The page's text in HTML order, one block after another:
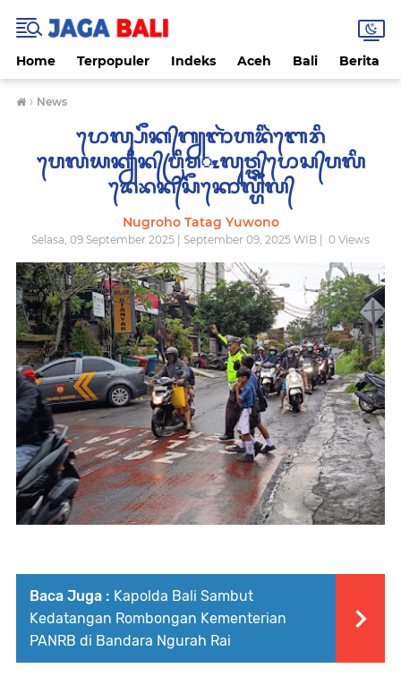
Home Terpopuler Indeks Aceh Bali Berita
› News
ᬧᭀᬮ᭄ᬲᭂᬓ᭄​ᬕ᭄ᬬᬜᬃ​ᬳᬤᬶᬃ​ᬩᬾᬭᬶ​
ᬧᬾᬮᬬᬦ᭄ᬬᬶᬦ᭄​ᬧ᭄ᬭᬶᬫ​ᮧᬮᬸᬯ᭄ᬢ᭄​ᬧᭀᬲ᭄​ᬧᬮᬶ​
ᬤᬾᬪᬦ᭄​ᬲᭂᬓᭀᬮ᭄ᬳᭂᬮ᭄
Nugroho Tatag Yuwono
Selasa, 09 September 2025 | September 09, 2025 WIB | 0 Views
Baca Juga : Kapolda Bali Sambut
Kedatangan Rombongan Kementerian
PANRB di Bandara Ngurah Rai